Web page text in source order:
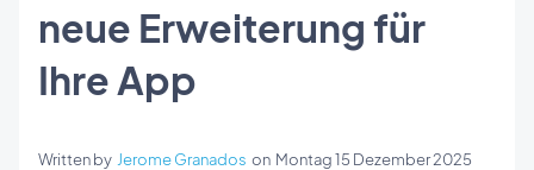
neue Erweiterung für
Ihre App
Written by Jerome Granados on Montag 15 Dezember 2025